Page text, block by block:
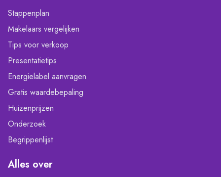
Stappenplan
Makelaars vergelijken
Tips voor verkoop
Presentatietips
Energielabel aanvragen
Gratis waardebepaling
Huizenprijzen
Onderzoek
Begrippenlijst
Alles over